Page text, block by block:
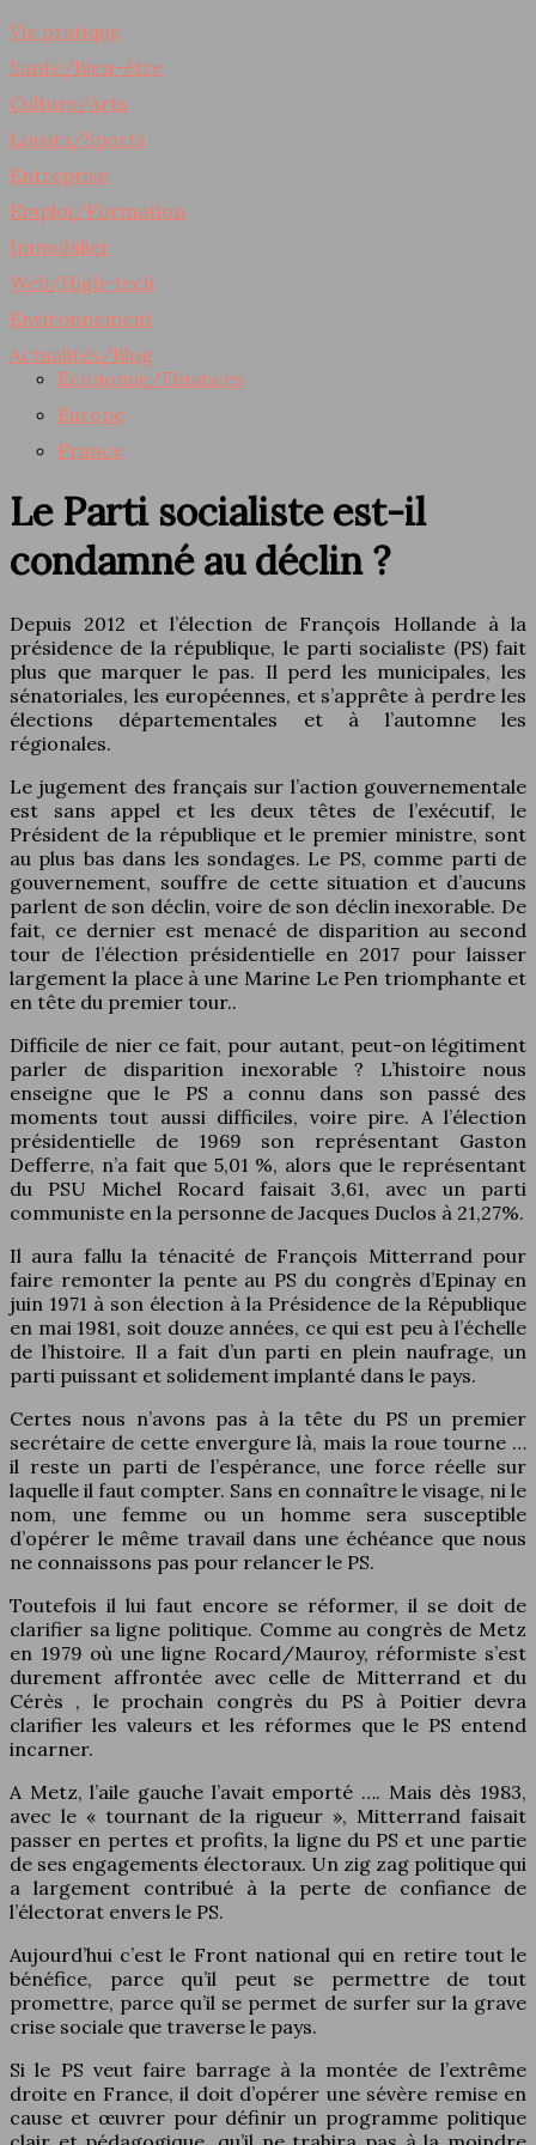
Vie pratique
Santé/Bien-être
Culture/Arts
Loisirs/Sports
Entreprise
Emploi/Formation
Immobilier
Web/High-tech
Environnement
Actualités/Blog
Economie/Finances
Europe
France
Le Parti socialiste est-il
condamné au déclin ?
Depuis 2012 et l’élection de François Hollande à la
présidence de la république, le parti socialiste (PS) fait
plus que marquer le pas. Il perd les municipales, les
sénatoriales, les européennes, et s’apprête à perdre les
élections départementales et à l’automne les
régionales.
Le jugement des français sur l’action gouvernementale
est sans appel et les deux têtes de l’exécutif, le
Président de la république et le premier ministre, sont
au plus bas dans les sondages. Le PS, comme parti de
gouvernement, souffre de cette situation et d’aucuns
parlent de son déclin, voire de son déclin inexorable. De
fait, ce dernier est menacé de disparition au second
tour de l’élection présidentielle en 2017 pour laisser
largement la place à une Marine Le Pen triomphante et
en tête du premier tour..
Difficile de nier ce fait, pour autant, peut-on légitiment
parler de disparition inexorable ? L’histoire nous
enseigne que le PS a connu dans son passé des
moments tout aussi difficiles, voire pire. A l’élection
présidentielle de 1969 son représentant Gaston
Defferre, n’a fait que 5,01 %, alors que le représentant
du PSU Michel Rocard faisait 3,61, avec un parti
communiste en la personne de Jacques Duclos à 21,27%.
Il aura fallu la ténacité de François Mitterrand pour
faire remonter la pente au PS du congrès d’Epinay en
juin 1971 à son élection à la Présidence de la République
en mai 1981, soit douze années, ce qui est peu à l’échelle
de l’histoire. Il a fait d’un parti en plein naufrage, un
parti puissant et solidement implanté dans le pays.
Certes nous n’avons pas à la tête du PS un premier
secrétaire de cette envergure là, mais la roue tourne …
il reste un parti de l’espérance, une force réelle sur
laquelle il faut compter. Sans en connaître le visage, ni le
nom, une femme ou un homme sera susceptible
d’opérer le même travail dans une échéance que nous
ne connaissons pas pour relancer le PS.
Toutefois il lui faut encore se réformer, il se doit de
clarifier sa ligne politique. Comme au congrès de Metz
en 1979 où une ligne Rocard/Mauroy, réformiste s’est
durement affrontée avec celle de Mitterrand et du
Cérès , le prochain congrès du PS à Poitier devra
clarifier les valeurs et les réformes que le PS entend
incarner.
A Metz, l’aile gauche l’avait emporté …. Mais dès 1983,
avec le « tournant de la rigueur », Mitterrand faisait
passer en pertes et profits, la ligne du PS et une partie
de ses engagements électoraux. Un zig zag politique qui
a largement contribué à la perte de confiance de
l’électorat envers le PS.
Aujourd’hui c’est le Front national qui en retire tout le
bénéfice, parce qu’il peut se permettre de tout
promettre, parce qu’il se permet de surfer sur la grave
crise sociale que traverse le pays.
Si le PS veut faire barrage à la montée de l’extrême
droite en France, il doit d’opérer une sévère remise en
cause et œuvrer pour définir un programme politique